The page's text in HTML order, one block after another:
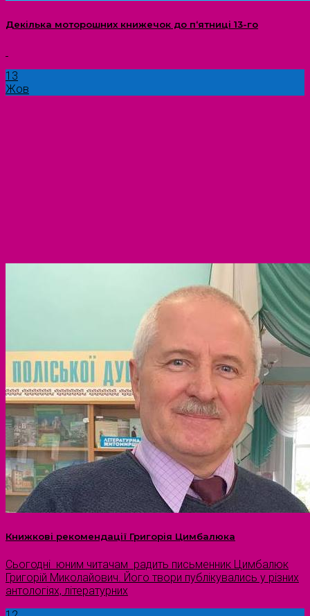
Декілька моторошних книжечок до п‘ятниці 13-го
13
Жов
Книжкові рекомендації Григорія Цимбалюка
Сьогодні юним читачам радить письменник Цимбалюк
Григорій Миколайович. Його твори публікувались у різних
антологіях, літературних